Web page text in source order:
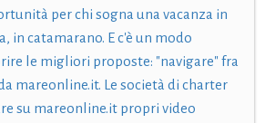
per chi sogna una vacanza in
in catamarano. E c'è un modo
le migliori proposte: "navigare" fra
mareonline.it. Le società di charter
su mareonline.it propri video